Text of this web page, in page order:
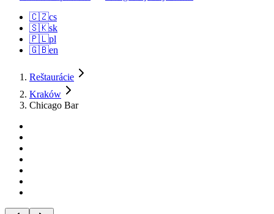
🇨🇿cs
🇸🇰sk
🇵🇱pl
🇬🇧en
Reštaurácie
Kraków
Chicago Bar